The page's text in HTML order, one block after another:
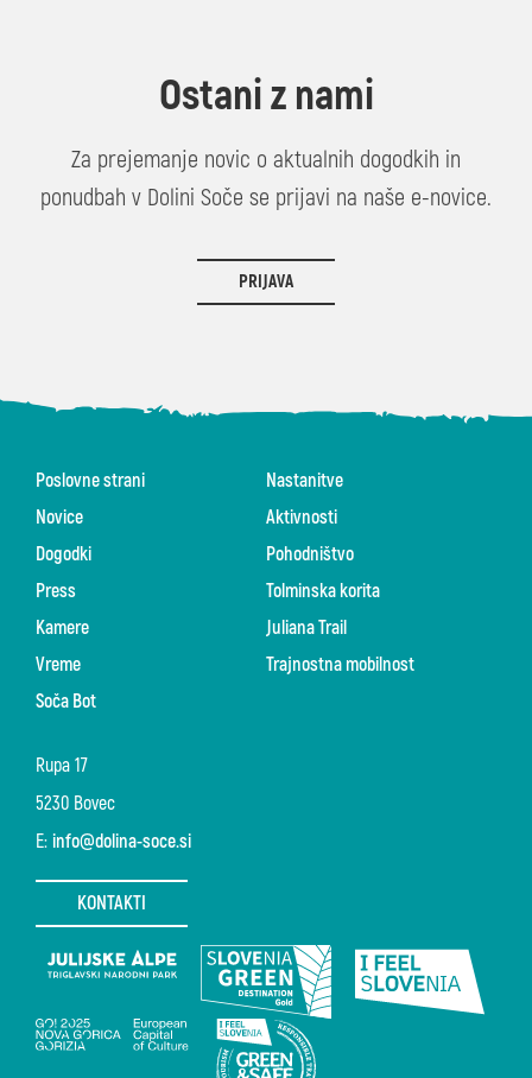
Ostani z nami
Za prejemanje novic o aktualnih dogodkih in
ponudbah v Dolini Soče se prijavi na naše e-novice.
PRIJAVA
Rupa 17
5230 Bovec
E: info@dolina-soce.si
KONTAKTI
Poslovne strani
Novice
Dogodki
Press
Kamere
Vreme
Soča Bot
Nastanitve
Aktivnosti
Pohodništvo
Tolminska korita
Juliana Trail
Trajnostna mobilnost